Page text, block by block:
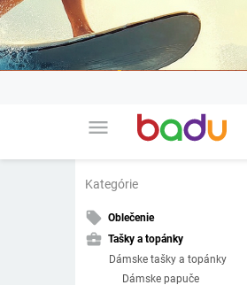
menu
Kategórie
local_offer Oblečenie
business_center Tašky a topánky
Dámske tašky a topánky
Dámske papuče